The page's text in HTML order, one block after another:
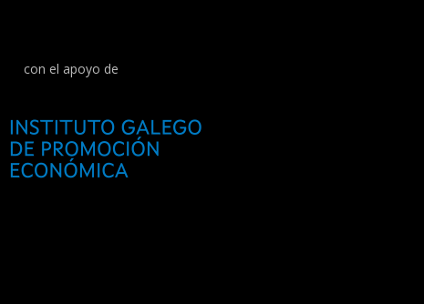
con el apoyo de